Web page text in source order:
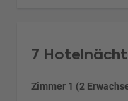
7
Zimmer 1 (2